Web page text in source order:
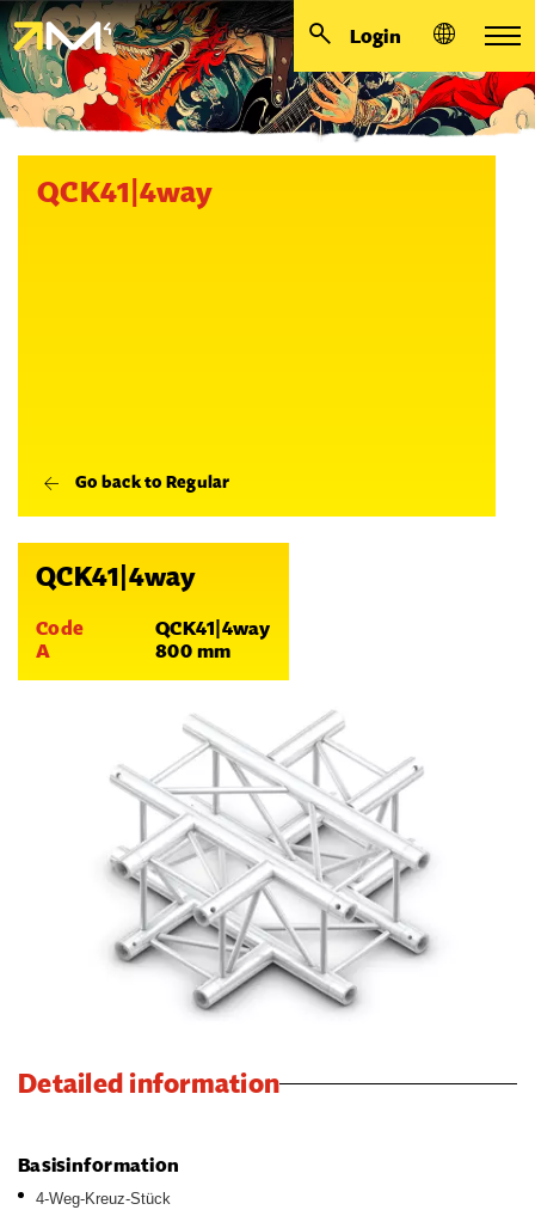
Login
QCK41|4way
Go back to Regular
QCK41|4way
Code
QCK41|4way
A
800 mm
Detailed information
Basisinformation
4-Weg-Kreuz-Stück